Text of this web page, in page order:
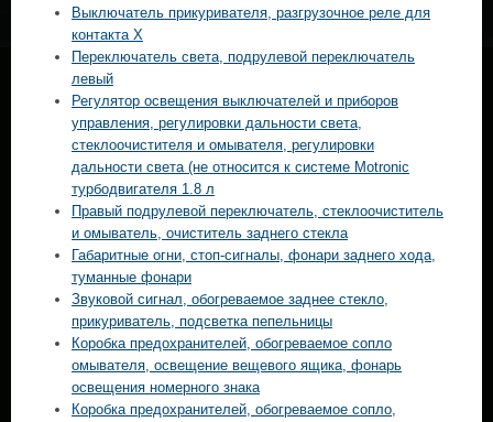
Выключатель прикуривателя, разгрузочное реле для
контакта Х
Переключатель света, подрулевой переключатель
левый
Регулятор освещения выключателей и приборов
управления, регулировки дальности света,
стеклоочистителя и омывателя, регулировки
дальности света (не относится к системе Motronic
турбодвигателя 1.8 л
Правый подрулевой переключатель, стеклоочиститель
и омыватель, очиститель заднего стекла
Габаритные огни, стоп-сигналы, фонари заднего хода,
туманные фонари
Звуковой сигнал, обогреваемое заднее стекло,
прикуриватель, подсветка пепельницы
Коробка предохранителей, обогреваемое сопло
омывателя, освещение вещевого ящика, фонарь
освещения номерного знака
Коробка предохранителей, обогреваемое сопло,